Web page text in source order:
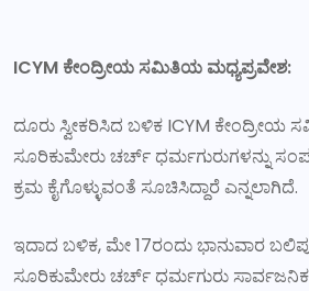
ICYM ಕೇಂದ್ರೀಯ ಸಮಿತಿಯ ಮಧ್ಯಪ್ರವೇಶ:
ದೂರು ಸ್ವೀಕರಿಸಿದ ಬಳಿಕ ICYM
ಸೂರಿಕುಮೇರು ಚರ್ಚ್ ಧರ್ಮಗುರುಗಳನ್ನು
ಕ್ರಮ ಕೈಗೊಳ್ಳುವಂತೆ ಸೂಚಿಸಿದ್ದಾರೆ ಎನ್ನಲಾಗಿದೆ.
ಇದಾದ ಬಳಿಕ, ಮೇ 17ರಂದು ಭಾನುವಾರ
ಸೂರಿಕುಮೇರು ಚರ್ಚ್ ಧರ್ಮಗುರು